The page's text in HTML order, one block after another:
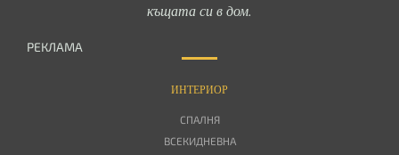
къщата си в дом.
РЕКЛАМА
ИНТЕРИОР
СПАЛНЯ
ВСЕКИДНЕВНА